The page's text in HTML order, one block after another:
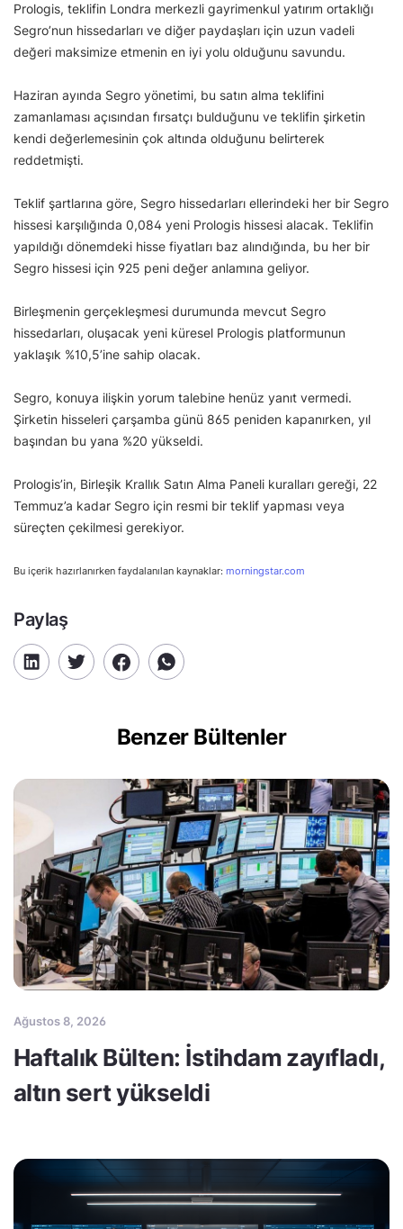
Prologis, teklifin Londra merkezli gayrimenkul yatırım ortaklığı
Segro’nun hissedarları ve diğer paydaşları için uzun vadeli
değeri maksimize etmenin en iyi yolu olduğunu savundu.
Haziran ayında Segro yönetimi, bu satın alma teklifini
zamanlaması açısından fırsatçı bulduğunu ve teklifin şirketin
kendi değerlemesinin çok altında olduğunu belirterek
reddetmişti.
Teklif şartlarına göre, Segro hissedarları ellerindeki her bir Segro
hissesi karşılığında 0,084 yeni Prologis hissesi alacak. Teklifin
yapıldığı dönemdeki hisse fiyatları baz alındığında, bu her bir
Segro hissesi için 925 peni değer anlamına geliyor.
Birleşmenin gerçekleşmesi durumunda mevcut Segro
hissedarları, oluşacak yeni küresel Prologis platformunun
yaklaşık %10,5’ine sahip olacak.
Segro, konuya ilişkin yorum talebine henüz yanıt vermedi.
Şirketin hisseleri çarşamba günü 865 peniden kapanırken, yıl
başından bu yana %20 yükseldi.
Prologis’in, Birleşik Krallık Satın Alma Paneli kuralları gereği, 22
Temmuz’a kadar Segro için resmi bir teklif yapması veya
süreçten çekilmesi gerekiyor.
Bu içerik hazırlanırken faydalanılan kaynaklar: morningstar.com
Paylaş
Benzer Bültenler
Ağustos 8, 2026
Haftalık Bülten: İstihdam zayıfladı,
altın sert yükseldi